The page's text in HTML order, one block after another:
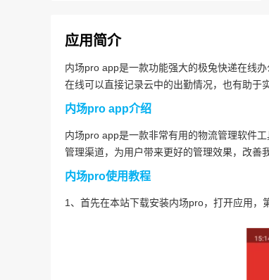
应用简介
内场pro app是一款功能强大的极兔快递在线
在线可以直接记录云中的出勤情况，也有助于
内场pro app介绍
内场pro app是一款非常有用的物流管理软件
管理渠道，为用户带来更好的管理效果，改善
内场pro使用教程
1、首先在本站下载安装内场pro，打开应用，